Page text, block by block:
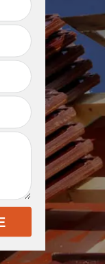
Couvreur zingueur
21